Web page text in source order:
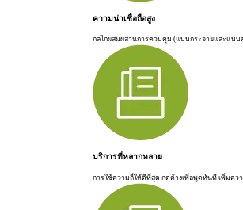
ความน่าเชื่อถือสูง
กลไกผสมผสานการควบคุม (แบบกระจายและแบ
บริการที่หลากหลาย
การใช้ความถี่ให้ดีที่สุด กดค้างเพื่อพูดทันที เพิ่มค